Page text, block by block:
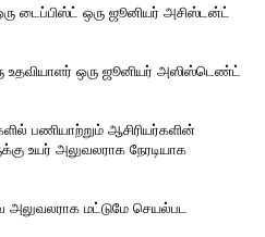
டைப்பிஸ்ட் ஒரு ஜூனியர் அசிஸ்டன்ட்
உதவியாளர் ஒரு ஜூனியர் அஸிஸ்டெண்ட்
பணியாற்றும் ஆசிரியர்களின்
உயர் அலுவலராக நேரடியாக
மட்டுமே செயல்பட